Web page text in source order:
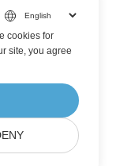
cookies for
site, you agree